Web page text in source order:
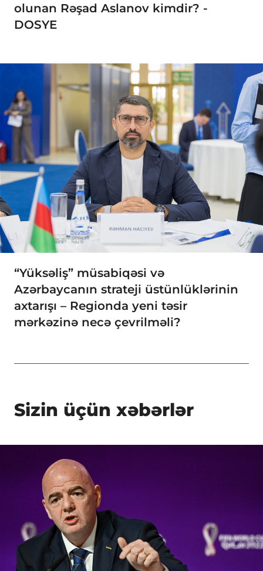
olunan Rəşad Aslanov kimdir? -
DOSYE
“Yüksəliş” müsabiqəsi və
Azərbaycanın strateji üstünlüklərinin
axtarışı – Regionda yeni təsir
mərkəzinə necə çevrilməli?
Sizin üçün xəbərlər